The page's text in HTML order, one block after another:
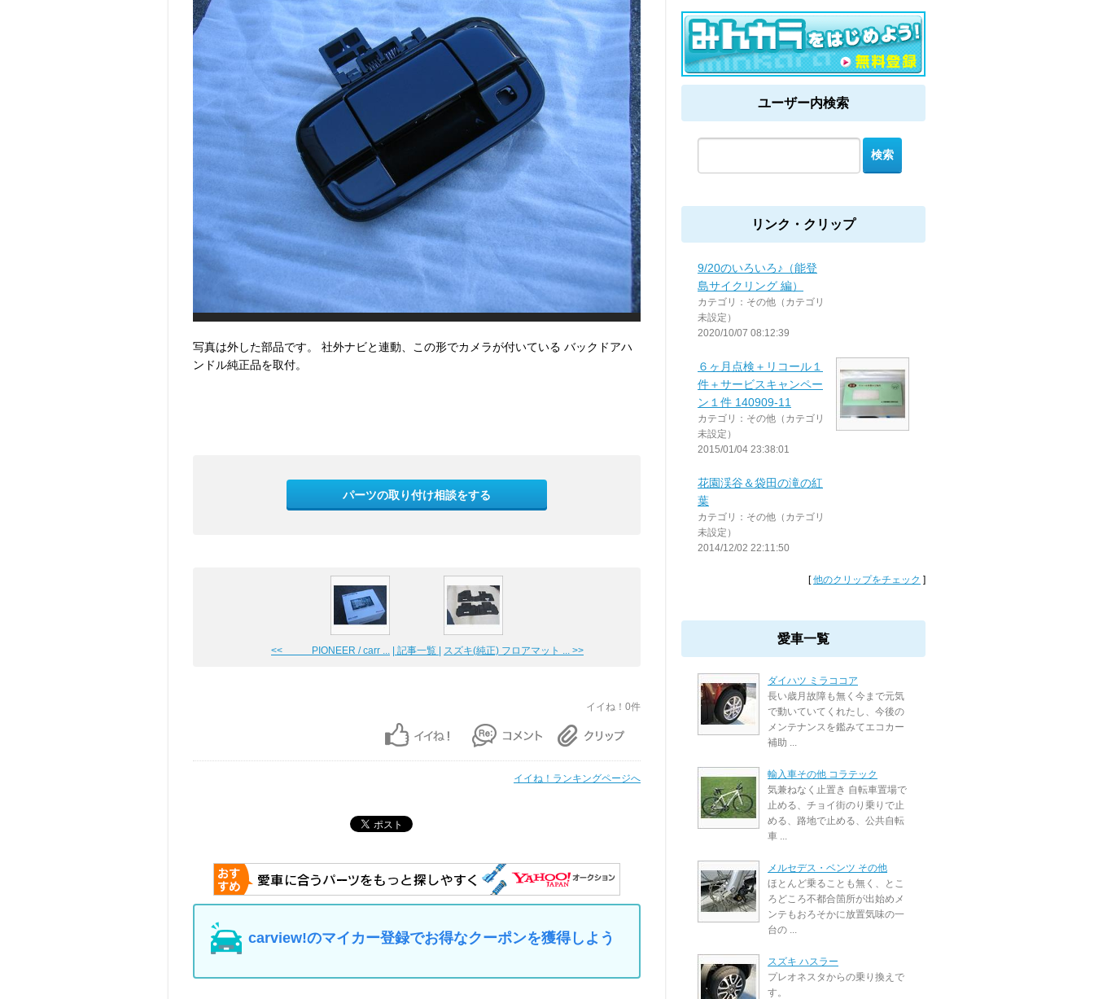
写真は外した部品です。 社外ナビと連動、この形でカメラが付いている バックドアハ
ンドル純正品を取付。
パーツの取り付け相談をする
<< PIONEER / carr ... | 記事一覧 | スズキ(純正) フロアマット ... >>
イイね！0件
イイね！ランキングページへ
carview!のマイカー登録でお得なクーポンを獲得しよう
ユーザー内検索
リンク・クリップ
9/20のいろいろ♪（能登
島サイクリング 編）
カテゴリ：その他（カテゴリ
未設定）
2020/10/07 08:12:39
６ヶ月点検＋リコール１
件＋サービスキャンペー
ン１件 140909-11
カテゴリ：その他（カテゴリ
未設定）
2015/01/04 23:38:01
花園渓谷＆袋田の滝の紅
葉
カテゴリ：その他（カテゴリ
未設定）
2014/12/02 22:11:50
[他のクリップをチェック ]
愛車一覧
ダイハツ ミラココア
長い歳月故障も無く今まで元気
で動いていてくれたし、今後の
メンテナンスを鑑みてエコカー
補助 ...
輸入車その他 コラテック
気兼ねなく止置き 自転車置場で
止める、チョイ街のり乗りで止
める、路地で止める、公共自転
車 ...
メルセデス・ベンツ その他
ほとんど乗ることも無く、とこ
ろどころ不都合箇所が出始めメ
ンテもおろそかに放置気味の一
台の ...
スズキ ハスラー
プレオネスタからの乗り換えで
す。